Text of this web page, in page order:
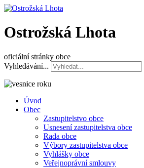
Ostrožská Lhota
oficiální stránky obce
Vyhledávání...
Úvod
Obec
Zastupitelstvo obce
Usnesení zastupitelstva obce
Rada obce
Výbory zastupitelstva obce
Vyhlášky obce
Veřejnoprávní smlouvy